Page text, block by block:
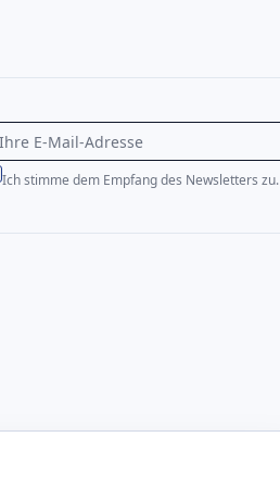
Ich stimme dem Empfang des Newsletters zu.